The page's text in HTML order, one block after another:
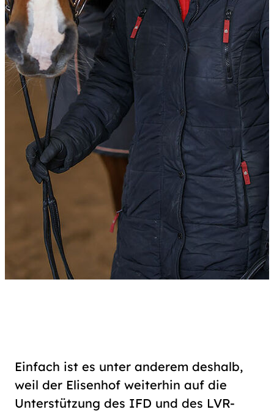
Einfach ist es unter anderem deshalb,
weil der Elisenhof weiterhin auf die
Unterstützung des IFD und des LVR-